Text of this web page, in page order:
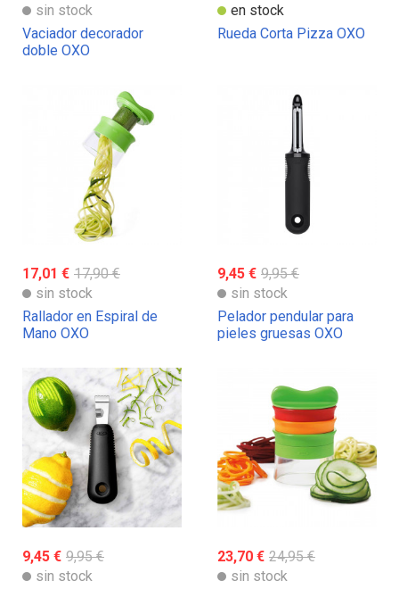
sin stock
Vaciador decorador
doble OXO
en stock
Rueda Corta Pizza OXO
17,01 € 17,90 €
sin stock
Rallador en Espiral de
Mano OXO
9,45 € 9,95 €
sin stock
Pelador pendular para
pieles gruesas OXO
9,45 € 9,95 €
sin stock
23,70 € 24,95 €
sin stock